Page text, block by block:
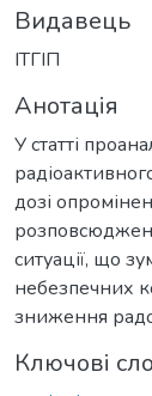
Видавець
ІТГІП
Анотація
У статті
дозі
ситуації, що
небезпечних
зниження
Ключові